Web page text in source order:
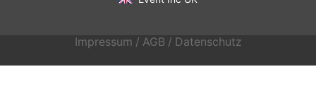
Impressum / AGB / Datenschutz